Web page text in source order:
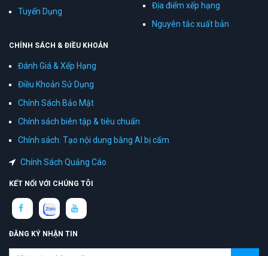
Tuyển Dụng
Địa điểm xếp hạng
Nguyên tắc xuất bản
CHÍNH SÁCH & ĐIỀU KHOẢN
Đánh Giá & Xếp Hạng
Điều Khoản Sử Dụng
Chính Sách Bảo Mật
Chính sách biên tập & tiêu chuẩn
Chính sách: Tạo nội dung bằng AI bị cấm
Chính Sách Quảng Cáo
KẾT NỐI VỚI CHÚNG TÔI
ĐĂNG KÝ NHẬN TIN